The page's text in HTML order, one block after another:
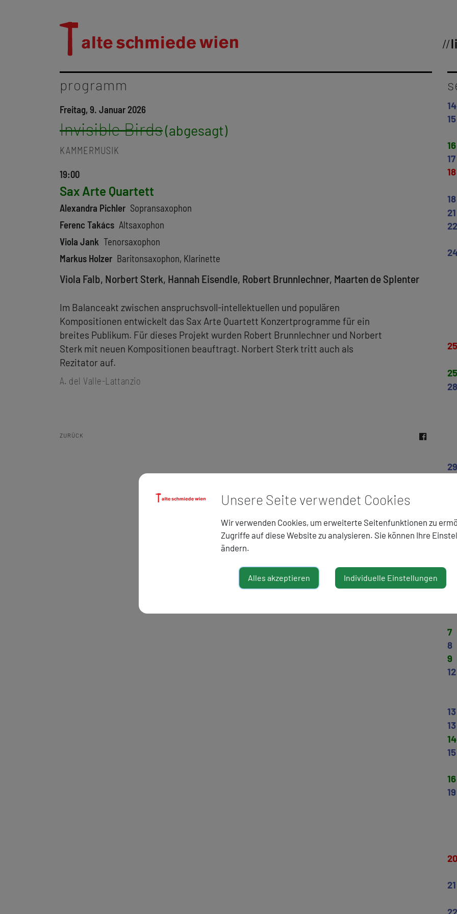
programm
Freitag, 9. Januar 2026
Invisible Birds
KAMMERMUSIK
19:00
Sax Arte Quartett
Alexandra Pichler Sopransaxophon
Ferenc Takács Altsaxophon
Viola Jank Tenorsaxophon
Markus Holzer Baritonsaxophon, Klarinette
Viola Falb, Norbert Sterk, Hannah Eisendle, Robert Brunnlechner, Maarten de Splenter
Im Balanceakt zwischen anspruchsvoll-intellektuellen und populären
Kompositionen entwickelt das Sax Arte Quartett Konzertprogramme für ein
breites Publikum. Für dieses Projekt wurden Robert Brunnlechner und Norbert
Sterk mit neuen Kompositionen beauftragt. Norbert Sterk tritt auch als
Rezitator auf.
A. del Valle-Lattanzio
ZURÜCK
14
15
16
17
18
18
21
22
25
25
28
29
30
7
8
9
12
13
13
14
15
16
19
20
21
22
Unsere Seite verwendet Cookies
Wir verwenden Cookies, um erweiterte Seitenfunktionen zu
Zugriffe auf diese Website zu analysieren. Sie können Ihre
ändern.
Alles akzeptieren Individuelle Einstellungen